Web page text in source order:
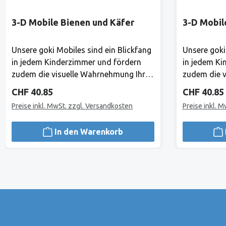
3-D Mobile Bienen und Käfer
Unsere goki Mobiles sind ein Blickfang
in jedem Kinderzimmer und fördern
zudem die visuelle Wahrnehmung Ihres
Neues zu entdecken! Mond und Sterne
laden zu himmlischen Träumen ein.
Holz, 18 TeileHerstellerAlles, was Goki
tut, tut Goki für Kinder.1981 haben
Regulärer Preis:
CHF 40.85
Preise inkl. MwSt. zzgl. Versandkosten
In den Warenkorb
3-D
Unsere
in jedem
zudem die
Neues zu
laden zu
Holz, 18
tut, tut
Regulärer
CHF 40.85
Preise inkl.